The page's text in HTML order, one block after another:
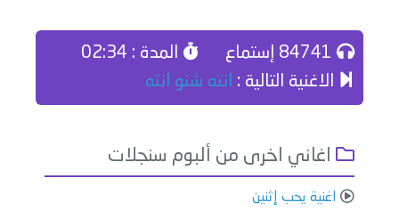
المدة : 02:34
الاغنية التالية : انته شنو انته
اغاني اخرى من ألبوم سنجلات
اغنية يحب إثنين